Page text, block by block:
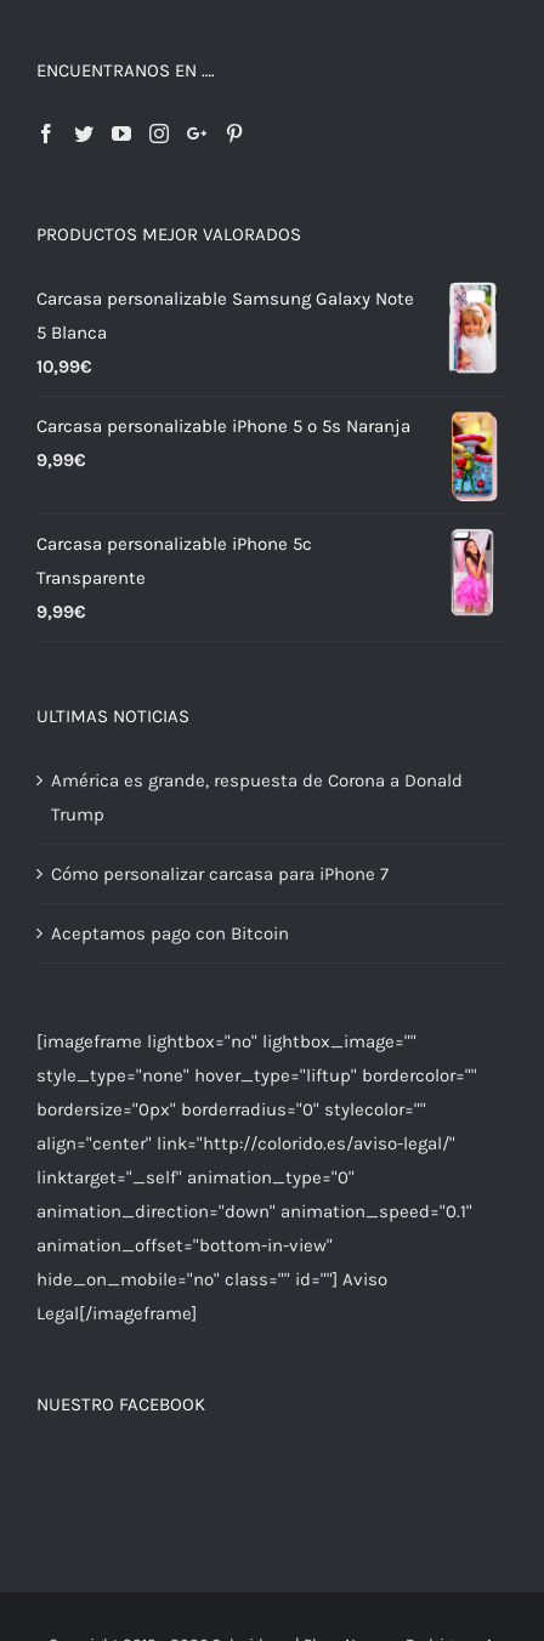
ENCUENTRANOS EN ….
PRODUCTOS MEJOR VALORADOS
Carcasa personalizable Samsung Galaxy Note
5 Blanca
10,99€
Carcasa personalizable iPhone 5 o 5s Naranja
9,99€
Carcasa personalizable iPhone 5c
Transparente
9,99€
ULTIMAS NOTICIAS
América es grande, respuesta de Corona a Donald
Trump
Cómo personalizar carcasa para iPhone 7
Aceptamos pago con Bitcoin
[imageframe lightbox="no" lightbox_image=""
style_type="none" hover_type="liftup" bordercolor=""
bordersize="0px" borderradius="0" stylecolor=""
align="center" link="http://colorido.es/aviso-legal/"
linktarget="_self" animation_type="0"
animation_direction="down" animation_speed="0.1"
animation_offset="bottom-in-view"
hide_on_mobile="no" class="" id=""] Aviso
Legal[/imageframe]
NUESTRO FACEBOOK